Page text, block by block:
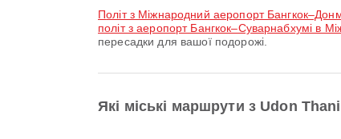
політ з Міжнародний аеропорт
політ з аеропорт Бангкок–Суварнабхумі в
пересадки для вашої подорожі.
Які міські маршрути з Udon